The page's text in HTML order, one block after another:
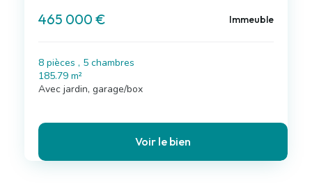
465 000 € Immeuble
8 pièces , 5 chambres
185.79 m²
Avec jardin, garage/box
Voir le bien